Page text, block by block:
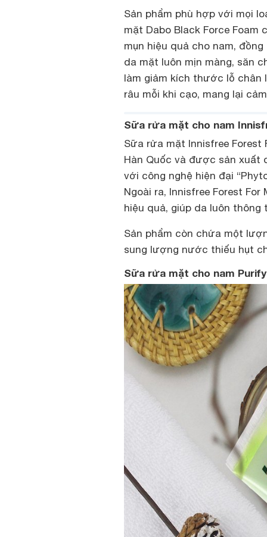
Sản phẩm phù hợp với mọi
mặt Dabo Black Force Foam
mụn hiệu quả cho nam,
da mặt luôn mịn màng, săn
làm giảm kích thước lỗ chân
râu mỗi khi cạo, mang lại
Sữa rửa mặt cho nam
Sữa rửa mặt Innisfree Forest
Hàn Quốc và được sản xuất
với công nghệ hiện đại
Ngoài ra, Innisfree Forest
hiệu quả, giúp da luôn thông
Sản phẩm còn chứa một
sung lượng nước thiếu hụt
Sữa rửa mặt cho nam